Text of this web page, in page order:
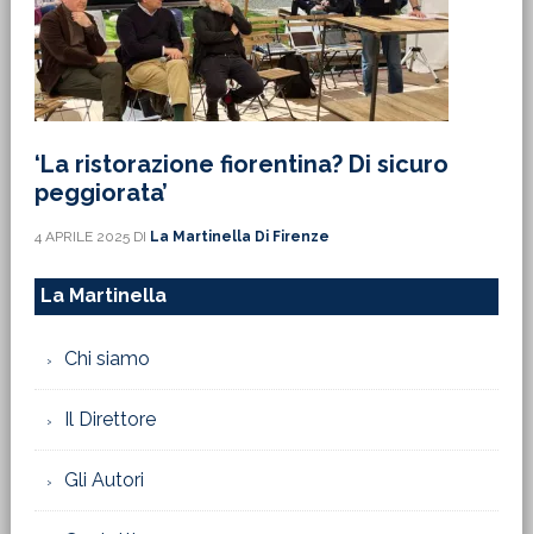
‘La ristorazione fiorentina? Di sicuro
peggiorata’
4 APRILE 2025DI La Martinella Di Firenze
La Martinella
Chi siamo
Il Direttore
Gli Autori